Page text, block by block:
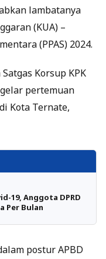
lambatanya
(KUA) –
(PPAS) 2024.
Korsup KPK
pertemuan
Kota Ternate,
19, Anggota DPRD
postur APBD